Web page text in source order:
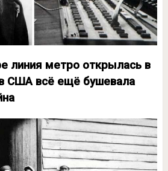
линия метро открылась в
США всё ещё бушевала